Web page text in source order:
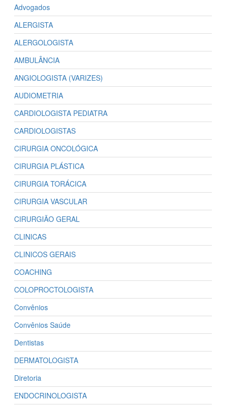
Advogados
ALERGISTA
ALERGOLOGISTA
AMBULÂNCIA
ANGIOLOGISTA (VARIZES)
AUDIOMETRIA
CARDIOLOGISTA PEDIATRA
CARDIOLOGISTAS
CIRURGIA ONCOLÓGICA
CIRURGIA PLÁSTICA
CIRURGIA TORÁCICA
CIRURGIA VASCULAR
CIRURGIÃO GERAL
CLINICAS
CLINICOS GERAIS
COACHING
COLOPROCTOLOGISTA
Convênios
Convênios Saúde
Dentistas
DERMATOLOGISTA
Diretoria
ENDOCRINOLOGISTA